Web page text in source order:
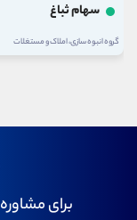
سهام ثباغ
گروه انبوه سازی، املاک و مستغلات
برای